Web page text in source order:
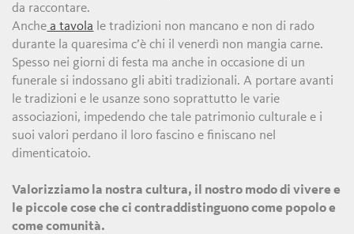
da raccontare.
Anche a tavola le tradizioni non mancano e non di rado
durante la quaresima c’è chi il venerdì non mangia carne.
Spesso nei giorni di festa ma anche in occasione di un
funerale si indossano gli abiti tradizionali. A portare avanti
le tradizioni e le usanze sono soprattutto le varie
associazioni, impedendo che tale patrimonio culturale e i
suoi valori perdano il loro fascino e finiscano nel
dimenticatoio.
Valorizziamo la nostra cultura, il nostro modo di vivere e
le piccole cose che ci contraddistinguono come popolo e
come comunità.